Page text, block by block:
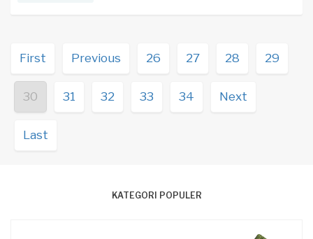
First Previous 26 27 28 29
30 31 32 33 34 Next
Last
KATEGORI POPULER